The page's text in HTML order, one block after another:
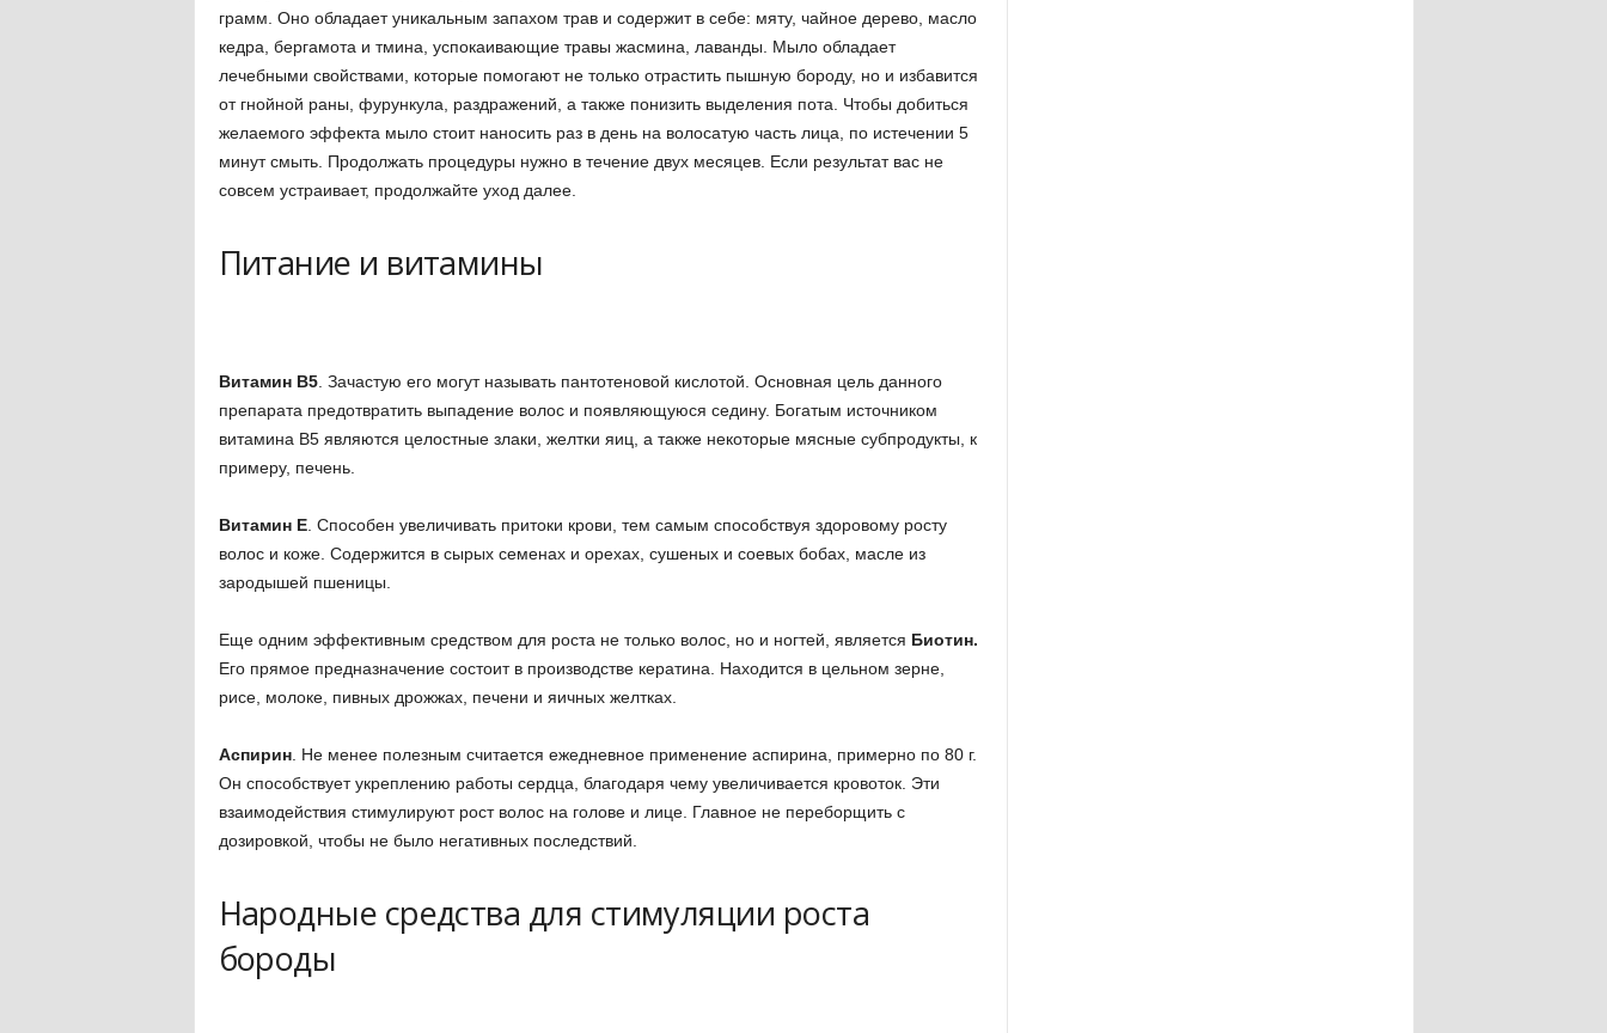
грамм. Оно обладает уникальным запахом трав и содержит в себе: мяту, чайное дерево, масло
кедра, бергамота и тмина, успокаивающие травы жасмина, лаванды. Мыло обладает
лечебными свойствами, которые помогают не только отрастить пышную бороду, но и избавится
от гнойной раны, фурункула, раздражений, а также понизить выделения пота. Чтобы добиться
желаемого эффекта мыло стоит наносить раз в день на волосатую часть лица, по истечении 5
минут смыть. Продолжать процедуры нужно в течение двух месяцев. Если результат вас не
совсем устраивает, продолжайте уход далее.
Питание и витамины
Витамин В5. Зачастую его могут называть пантотеновой кислотой. Основная цель данного
препарата предотвратить выпадение волос и появляющуюся седину. Богатым источником
витамина В5 являются целостные злаки, желтки яиц, а также некоторые мясные субпродукты, к
примеру, печень.
Витамин Е. Способен увеличивать притоки крови, тем самым способствуя здоровому росту
волос и коже. Содержится в сырых семенах и орехах, сушеных и соевых бобах, масле из
зародышей пшеницы.
Еще одним эффективным средством для роста не только волос, но и ногтей, является Биотин.
Его прямое предназначение состоит в производстве кератина. Находится в цельном зерне,
рисе, молоке, пивных дрожжах, печени и яичных желтках.
Аспирин. Не менее полезным считается ежедневное применение аспирина, примерно по 80 г.
Он способствует укреплению работы сердца, благодаря чему увеличивается кровоток. Эти
взаимодействия стимулируют рост волос на голове и лице. Главное не переборщить с
дозировкой, чтобы не было негативных последствий.
Народные средства для стимуляции роста
бороды